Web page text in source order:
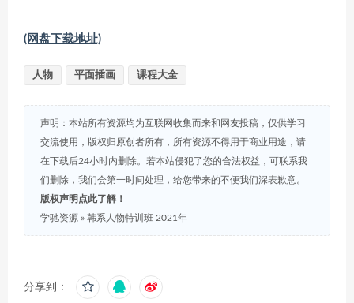
(网盘下载地址)
人物 平面插画 课程大全
声明：本站所有资源均为互联网收集而来和网友投稿，仅供学习
交流使用，版权归原创者所有，所有资源不得用于商业用途，请
在下载后24小时内删除。若本站侵犯了您的合法权益，可联系我
们删除，我们会第一时间处理，给您带来的不便我们深表歉意。
版权声明点此了解！
学驰资源 » 韩系人物特训班 2021年
分享到：